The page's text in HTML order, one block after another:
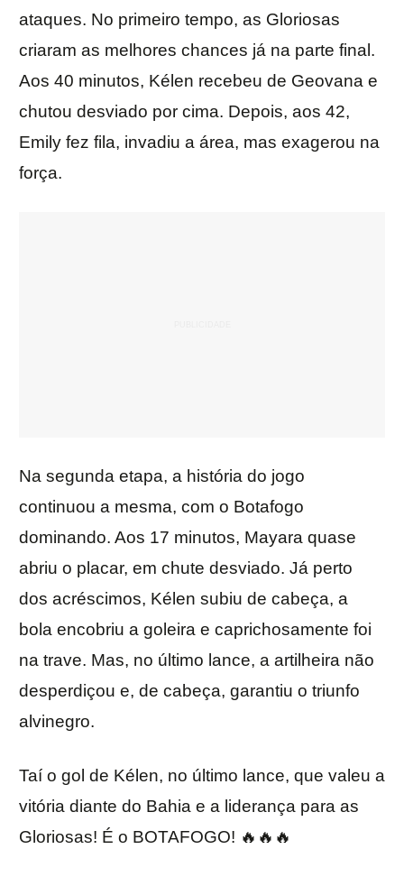
ataques. No primeiro tempo, as Gloriosas
criaram as melhores chances já na parte final.
Aos 40 minutos, Kélen recebeu de Geovana e
chutou desviado por cima. Depois, aos 42,
Emily fez fila, invadiu a área, mas exagerou na
força.
Na segunda etapa, a história do jogo
continuou a mesma, com o Botafogo
dominando. Aos 17 minutos, Mayara quase
abriu o placar, em chute desviado. Já perto
dos acréscimos, Kélen subiu de cabeça, a
bola encobriu a goleira e caprichosamente foi
na trave. Mas, no último lance, a artilheira não
desperdiçou e, de cabeça, garantiu o triunfo
alvinegro.
Taí o gol de Kélen, no último lance, que valeu a
vitória diante do Bahia e a liderança para as
Gloriosas! É o BOTAFOGO! 🔥🔥🔥